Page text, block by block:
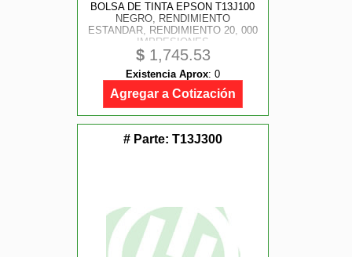
BOLSA DE TINTA EPSON T13J100
NEGRO, RENDIMIENTO
ESTANDAR, RENDIMIENTO 20, 000
IMPRESIONES
$1,745.53
Existencia Aprox: 0
Agregar a Cotización
# Parte: T13J300